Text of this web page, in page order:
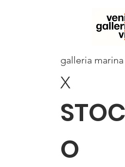
X
O
galleria